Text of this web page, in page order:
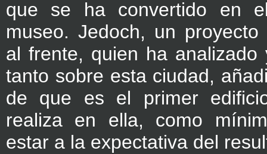
que se ha convertido en
museo. Jedoch, un proyecto
al frente, quien ha analizado
tanto sobre esta ciudad,
de que es el primer
realiza en ella, como
estar a la expectativa del